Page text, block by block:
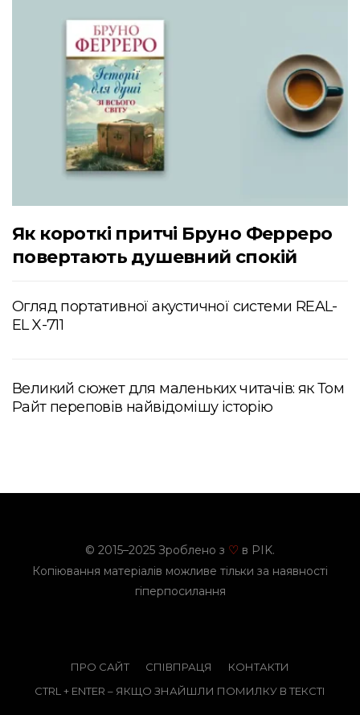
Як короткі притчі Бруно Ферреро
повертають душевний спокій
Огляд портативної акустичної системи REAL-
EL X-711
Великий сюжет для маленьких читачів: як Том
Райт переповів найвідомішу історію
© 2015–2025 Зроблено з ♡ в PIK.
Копіювання матеріалів можливе тільки за наявності
гіперпосилання
ПРО САЙТ СПІВПРАЦЯ
КОНТАКТИ
CTRL + ENTER – ЯКЩО ЗНАЙШЛИ ПОМИЛКУ В ТЕКСТІ